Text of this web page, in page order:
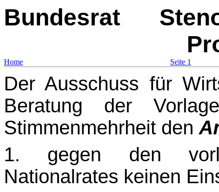
Bundesrat
Home Seite 1
Der Ausschuss für
Beratung der
Stimmenmehrheit den
1. gegen den
Nationalrates keinen